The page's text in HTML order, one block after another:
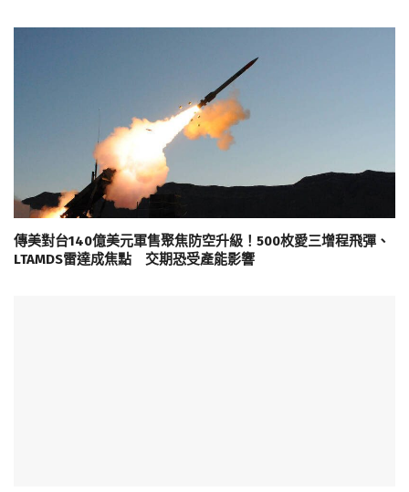
傳美對台140億美元軍售聚焦防空升級！500枚愛三增程飛彈、
LTAMDS雷達成焦點 交期恐受產能影響